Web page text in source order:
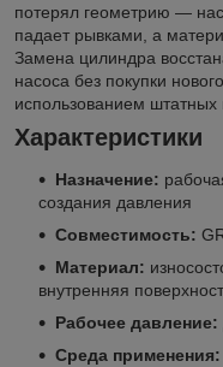
потерял геометрию —
падает рывками, а
Замена цилиндра
насоса без покупки
использованием штатных
Характеристики
Назначение:
создания давления
Совместимость:
Материал:
внутренняя
Рабочее давление:
Среда применения: